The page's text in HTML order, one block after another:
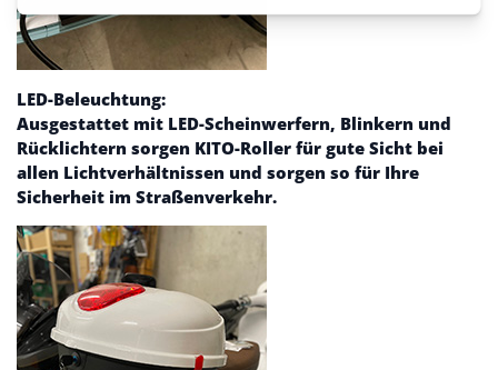
LED-Beleuchtung:
Ausgestattet mit LED-Scheinwerfern, Blinkern und
Rücklichtern sorgen KITO-Roller für gute Sicht bei
allen Lichtverhältnissen und sorgen so für Ihre
Sicherheit im Straßenverkehr.